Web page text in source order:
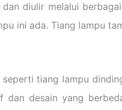
diulir melalui
ini ada. Tiang lampu
tiang lampu
desain yang